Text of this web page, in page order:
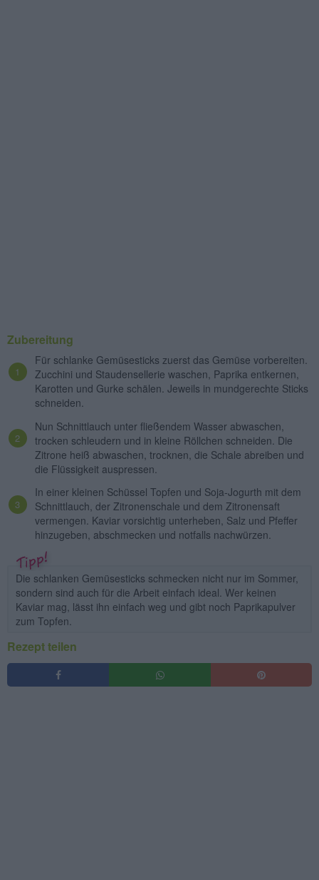
Zubereitung
Für schlanke Gemüsesticks zuerst das Gemüse vorbereiten.
Zucchini und Staudensellerie waschen, Paprika entkernen,
Karotten und Gurke schälen. Jeweils in mundgerechte Sticks
schneiden.
Nun Schnittlauch unter fließendem Wasser abwaschen,
trocken schleudern und in kleine Röllchen schneiden. Die
Zitrone heiß abwaschen, trocknen, die Schale abreiben und
die Flüssigkeit auspressen.
In einer kleinen Schüssel Topfen und Soja-Jogurth mit dem
Schnittlauch, der Zitronenschale und dem Zitronensaft
vermengen. Kaviar vorsichtig unterheben, Salz und Pfeffer
hinzugeben, abschmecken und notfalls nachwürzen.
Die schlanken Gemüsesticks schmecken nicht nur im Sommer,
sondern sind auch für die Arbeit einfach ideal. Wer keinen
Kaviar mag, lässt ihn einfach weg und gibt noch Paprikapulver
zum Topfen.
Rezept teilen